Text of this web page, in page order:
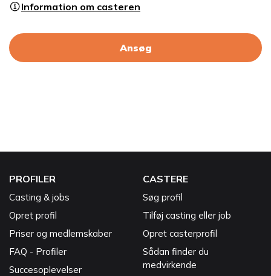
Information om casteren
Ansøg
PROFILER
Casting & jobs
Opret profil
Priser og medlemskaber
FAQ - Profiler
Succesoplevelser
CASTERE
Søg profil
Tilføj casting eller job
Opret casterprofil
Sådan finder du
medvirkende